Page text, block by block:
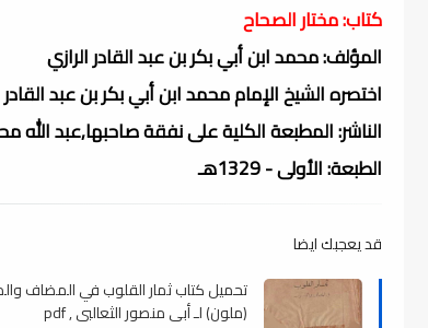
كتاب: مختار الصحاح
المؤلف: محمد ابن أبي بكر بن عبد القادر الرازي
اختصره الشيخ الإمام محمد ابن أبي بكر بن عبد
الناشر: المطبعة الكلية على نفقة صاحبها,عبد الله
الطبعة: الأولى - 1329هـ
قد يعجبك ايضا
تحميل كتاب ثمار القلوب في المضاف
(ملون) لـ أبى منصور الثعالبي , pdf